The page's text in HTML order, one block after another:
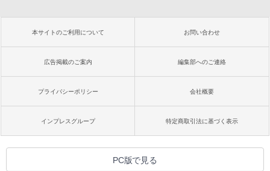
本サイトのご利用について お問い合わせ
広告掲載のご案内 編集部へのご連絡
プライバシーポリシー 会社概要
インプレスグループ 特定商取引法に基づく表示
PC版で見る